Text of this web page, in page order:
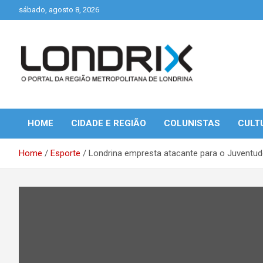
to
sábado, agosto 8, 2026
Londrix
HOME CIDADE E REGIÃO COLUNISTAS
Home Esporte Londrina empresta atacante para o